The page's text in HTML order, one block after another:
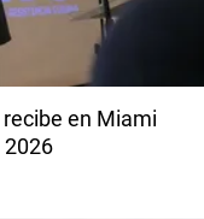
en Miami
2026